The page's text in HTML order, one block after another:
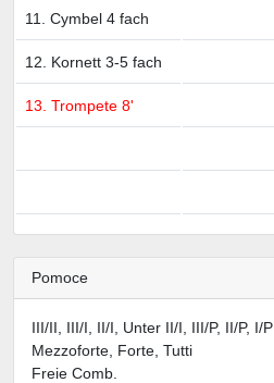
11. Cymbel 4 fach
12. Kornett 3-5 fach
13. Trompete 8'
Pomoce
III/II, III/I, II/I, Unter II/I, III/P, II/P, I/P
Mezzoforte, Forte, Tutti
Freie Comb.